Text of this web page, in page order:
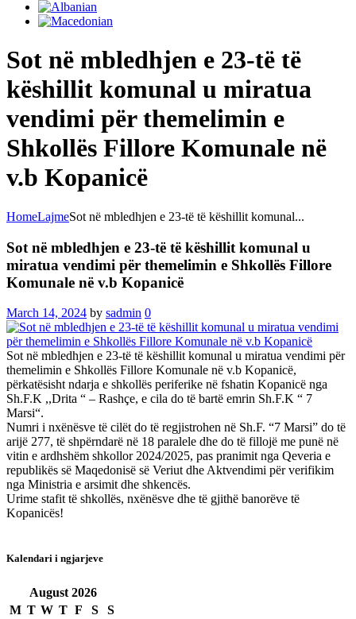
Sot në mbledhjen e 23-të të
këshillit komunal u miratua
vendimi për themelimin e
Shkollës Fillore Komunale në
v.b Kopanicë
HomeLajmeSot në mbledhjen e 23-të të këshillit komunal...
Sot në mbledhjen e 23-të të këshillit komunal u
miratua vendimi për themelimin e Shkollës Fillore
Komunale në v.b Kopanicë
March 14, 2024 by sadmin 0
Sot në mbledhjen e 23-të të këshillit komunal u miratua vendimi për
themelimin e Shkollës Fillore Komunale në v.b Kopanicë,
përkatësisht ndarja e shkollës periferike në fshatin Kopanicë nga
Sh.F.K ,,Drita “ – Rashçe, e cila do të bartë emrin Sh.F.K “ 7
Marsi“.
Numri i nxënësve të cilët do të regjistrohen në Sh.F. “7 Marsi” do të
arijë 277, të shpërndarë në 18 paralele dhe do të fillojë me punë në
vitin e ardhshëm shkollor 2024/2025, pas pranimit nga Qeveria e
republikës së Maqedonisë së Veriut dhe Aktvendimi për verifikim
nga Ministria e arsimit dhe shkencës.
Urime stafit të shkollës, nxënësve dhe të gjithë banorëve të
Kopanicës!
Kalendari i ngjarjeve
August 2026
M T W T F S
S